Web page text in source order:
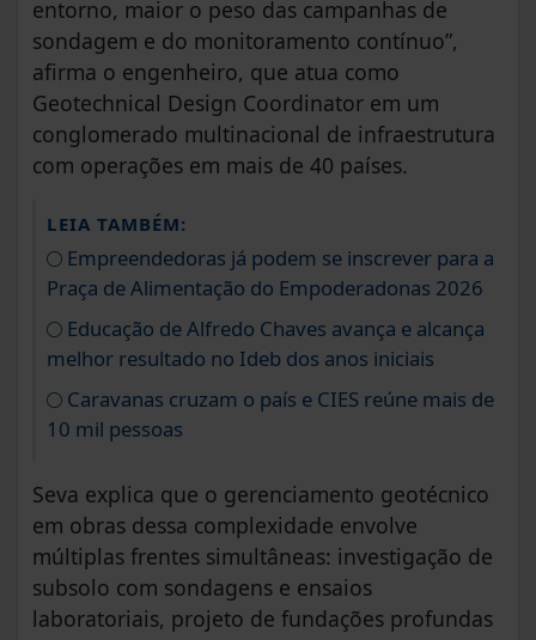
entorno, maior o peso das campanhas de
sondagem e do monitoramento contínuo”,
afirma o engenheiro, que atua como
Geotechnical Design Coordinator em um
conglomerado multinacional de infraestrutura
com operações em mais de 40 países.
LEIA TAMBÉM:
Empreendedoras já podem se inscrever para a
Praça de Alimentação do Empoderadonas 2026
Educação de Alfredo Chaves avança e alcança
melhor resultado no Ideb dos anos iniciais
Caravanas cruzam o país e CIES reúne mais de
10 mil pessoas
Seva explica que o gerenciamento geotécnico
em obras dessa complexidade envolve
múltiplas frentes simultâneas: investigação de
subsolo com sondagens e ensaios
laboratoriais, projeto de fundações profundas